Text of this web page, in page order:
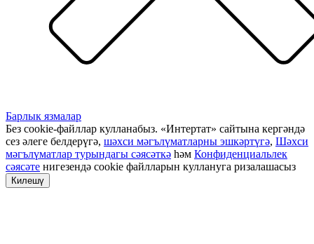
Барлык язмалар
Без cookie-файллар кулланабыз. «Интертат» сайтына кергәндә
сез әлеге белдерүгә, шәхси мәгълүматларны эшкәртүгә, Шәхси
мәгълүматлар турындагы сәясәткә һәм Конфиденциальлек
сәясәте нигезендә cookie файлларын куллануга ризалашасыз
Килешү